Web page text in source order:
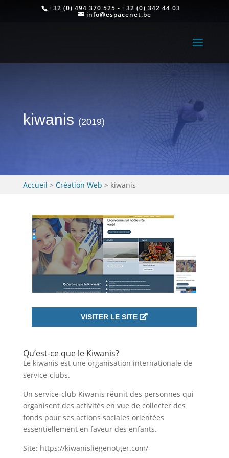
+32 (0) 494 370 525 - +32 (0) 342 44 03
info@espacenet.be
kiwanis (2019)
Accueil > Création Web > kiwanis
VISITER LE SITE
Qu’est-ce que le Kiwanis?
Le kiwanis est une organisation internationale de
service-clubs.
Un service-club Kiwanis réunit des personnes qui
organisent des activités en vue de collecter des
fonds pour ses actions sociales orientées
essentiellement en faveur des enfants.
Site: https://kiwanisliegenotger.com/